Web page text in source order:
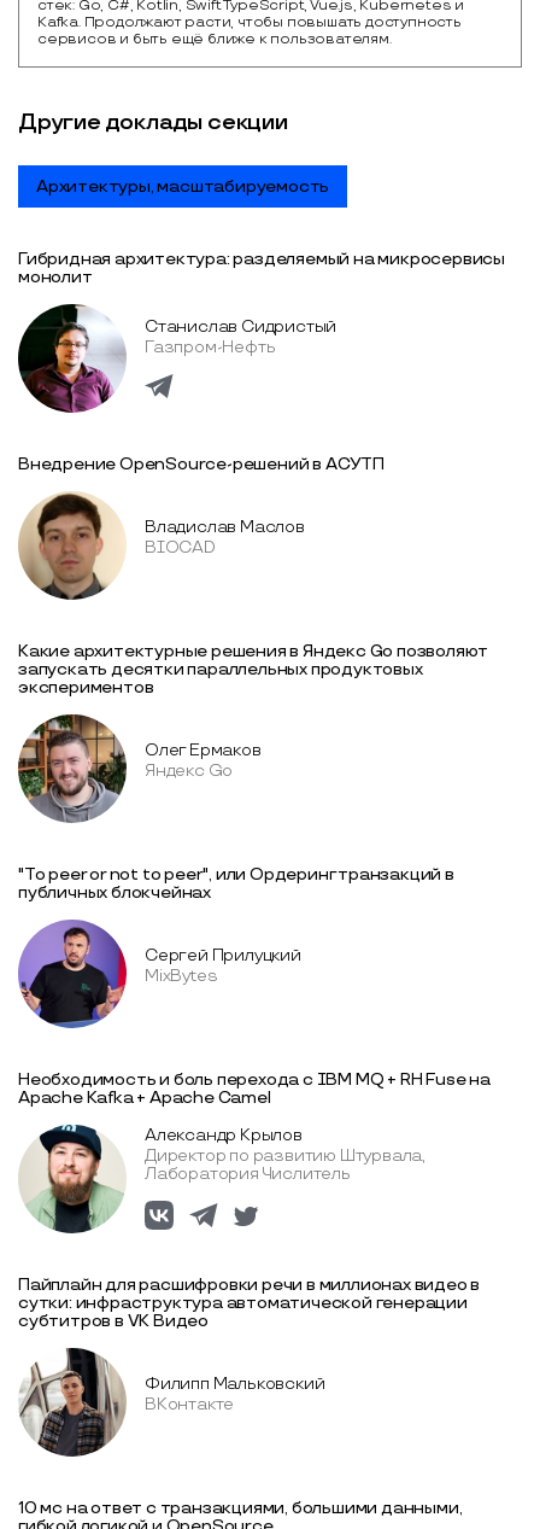
стек: Go, C#, Kotlin, Swift TypeScript, Vue.js, Kubernetes и
Kafka. Продолжают расти, чтобы повышать доступность
сервисов и быть ещё ближе к пользователям.
Другие доклады секции
Архитектуры, масштабируемость
Гибридная архитектура: разделяемый на микросервисы
монолит
Станислав Сидристый
Газпром-Нефть
Внедрение OpenSource-решений в АСУТП
Владислав Маслов
BIOCAD
Какие архитектурные решения в Яндекс Go позволяют
запускать десятки параллельных продуктовых
экспериментов
Олег Ермаков
Яндекс Go
"To peer or not to peer", или Ордеринг транзакций в
публичных блокчейнах
Сергей Прилуцкий
MixBytes
Необходимость и боль перехода с IBM MQ + RH Fuse на
Apache Kafka + Apache Camel
Александр Крылов
Директор по развитию Штурвала,
Лаборатория Числитель
Пайплайн для расшифровки речи в миллионах видео в
сутки: инфраструктура автоматической генерации
субтитров в VK Видео
Филипп Мальковский
ВКонтакте
10 мс на ответ с транзакциями, большими данными,